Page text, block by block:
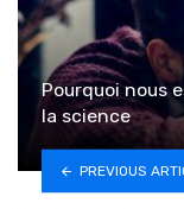
Pourquoi nous
la science
PREVIOUS